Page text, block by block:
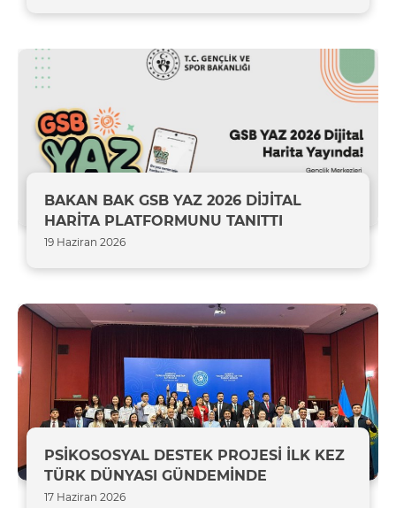
BAKAN BAK GSB YAZ 2026 DİJİTAL
HARİTA PLATFORMUNU TANITTI
19 Haziran 2026
PSİKOSOSYAL DESTEK PROJESİ İLK KEZ
TÜRK DÜNYASI GÜNDEMİNDE
17 Haziran 2026